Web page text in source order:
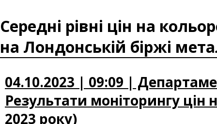
Середні рівні цін на
на Лондонській біржі
04.10.2023 | 09:09 |
Результати моніторингу цін
2023 року)